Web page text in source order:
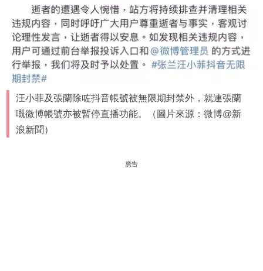
汪小菲及張蘭除咗抖音帳號被無限期封禁外，就連張蘭
嘅微博帳號亦被暫停直播功能。（圖片來源：微博@新
浪新聞）
廣告